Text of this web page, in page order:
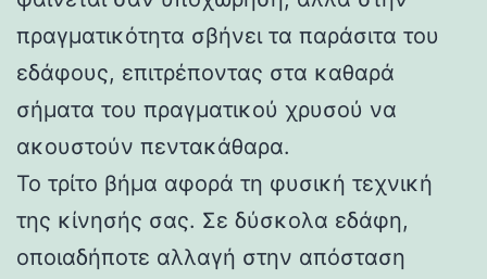
πραγματικότητα σβήνει τα παράσιτα του
εδάφους, επιτρέποντας στα καθαρά
σήματα του πραγματικού χρυσού να
ακουστούν πεντακάθαρα.
Το τρίτο βήμα αφορά τη φυσική τεχνική
της κίνησής σας. Σε δύσκολα εδάφη,
οποιαδήποτε αλλαγή στην απόσταση